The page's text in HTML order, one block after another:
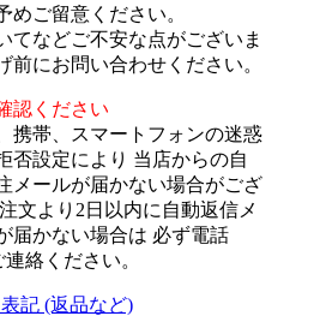
めご留意ください。
てなどご不安な点がございま
前にお問い合わせください。
認ください
携帯、スマートフォンの迷惑
否設定により 当店からの自
メールが届かない場合がござ
文より2日以内に自動返信メ
届かない場合は 必ず電話
絡ください。
記 (返品など)